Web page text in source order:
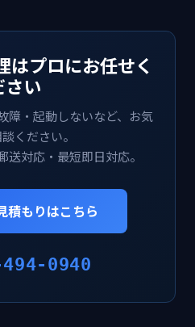
プロにお任せく
さい
障・起動しないなど、お気
ください。
送対応・最短即日対応。
積もりはこちら
0940